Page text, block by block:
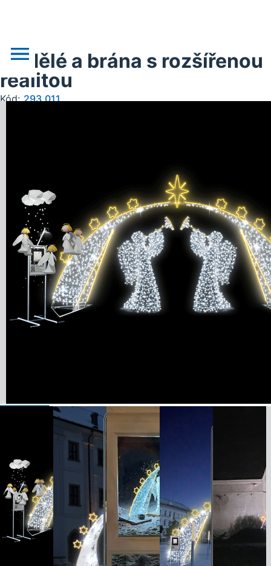
obchodní podklady
doprava, platba
kontakt
Andělé a brána s rozšířenou
realitou
Kód:293.011